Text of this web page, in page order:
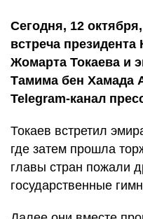
Сегодня, 12
встреча
Жомарта Токаева и
Тамима бен Хамада
Telegram-канал
Токаев встретил
где затем прошла
главы стран пожали
государственные